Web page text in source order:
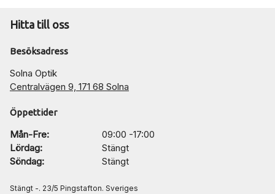
Hitta till oss
Besöksadress
Solna Optik
Centralvägen 9, 171 68 Solna
Öppettider
Mån-Fre:
09:00 -17:00
Lördag:
Stängt
Söndag:
Stängt
Stängt -. 23/5 Pingstafton. Sveriges